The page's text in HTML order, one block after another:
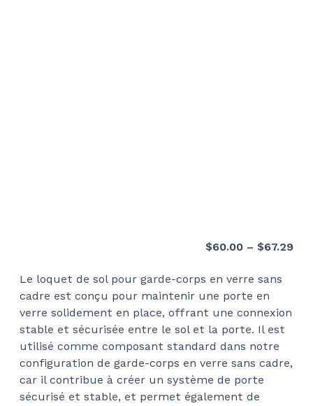
$60.00 – $67.29
Le loquet de sol pour garde-corps en verre sans
cadre est conçu pour maintenir une porte en
verre solidement en place, offrant une connexion
stable et sécurisée entre le sol et la porte. Il est
utilisé comme composant standard dans notre
configuration de garde-corps en verre sans cadre,
car il contribue à créer un système de porte
sécurisé et stable, et permet également de